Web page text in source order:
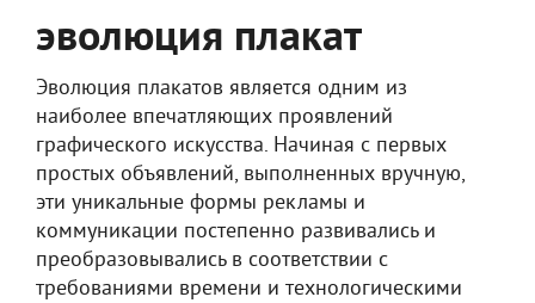
эволюция плакат
Эволюция плакатов является одним из
наиболее впечатляющих проявлений
графического искусства. Начиная с первых
простых объявлений, выполненных вручную,
эти уникальные формы рекламы и
коммуникации постепенно развивались и
преобразовывались в соответствии с
требованиями времени и технологическими